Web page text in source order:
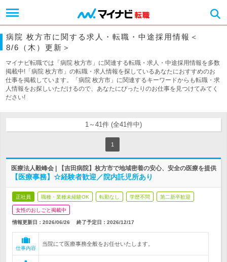
病院 枚方市に関する求人・転職・中途採用情報＜
8/6（木）更新＞
マイナビ転職では「病院 枚方市」に関連する転職・求人・中途採用情報を多数
掲載中!「病院 枚方市」の転職・求人情報を探しているあなたにおすすめのお
仕事を掲載しています。「病院 枚方市」に関連するキーワードからも転職・求
人情報をお探しいただけるので、あなたにぴったりのお仕事を見つけてみてく
ださい!
1～41件 (全41件中)
1
医療法人毅峰会 | 【吉田病院】枚方市で地域密着の安心、安全の医療を提供
【医療事務】☆経験者歓迎／院内託児所あり
正社員 職種・業種未経験OK 転勤なし 学歴不問 第二新卒歓迎
女性のおしごと掲載中
情報更新日：2026/06/26 終了予定日： 2026/12/17
仕事内容
当院にて医療事務全般をお任せいたします。